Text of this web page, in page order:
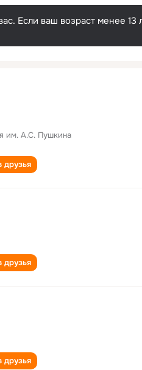
Если ваш возраст менее
им. А.С. Пушкина
друзья
друзья
друзья